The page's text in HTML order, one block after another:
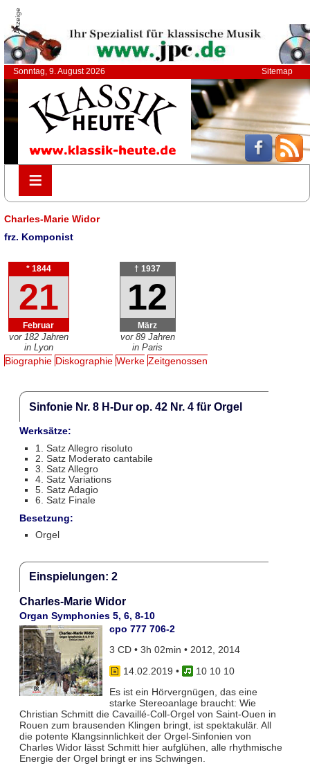
Anzeige
Sonntag, 9. August 2026 Sitemap
≡
≡
Charles-Marie Widor
frz. Komponist
* 1844
21
Februar
vor 182 Jahren
in Lyon
† 1937
12
März
vor 89 Jahren
in Paris
Biographie Diskographie Werke Zeitgenossen
Sinfonie Nr. 8 H-Dur op. 42 Nr. 4 für Orgel
Werksätze:
1. Satz Allegro risoluto
2. Satz Moderato cantabile
3. Satz Allegro
4. Satz Variations
5. Satz Adagio
6. Satz Finale
Besetzung:
Orgel
Einspielungen: 2
Charles-Marie Widor
Organ Symphonies 5, 6, 8-10
cpo 777 706-2
3 CD • 3h 02min • 2012, 2014
14.02.2019 •
10 10 10
Es ist ein Hörvergnügen, das eine
starke Stereoanlage braucht: Wie
Christian Schmitt die Cavaillé-Coll-Orgel von Saint-Ouen in
Rouen zum brausenden Klingen bringt, ist spektakulär. All
die potente Klangsinnlichkeit der Orgel-Sinfonien von
Charles Widor lässt Schmitt hier aufglühen, alle rhythmische
Energie der Orgel bringt er ins Schwingen.